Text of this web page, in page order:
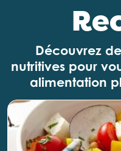
Découvrez
nutritives pour
alimentation